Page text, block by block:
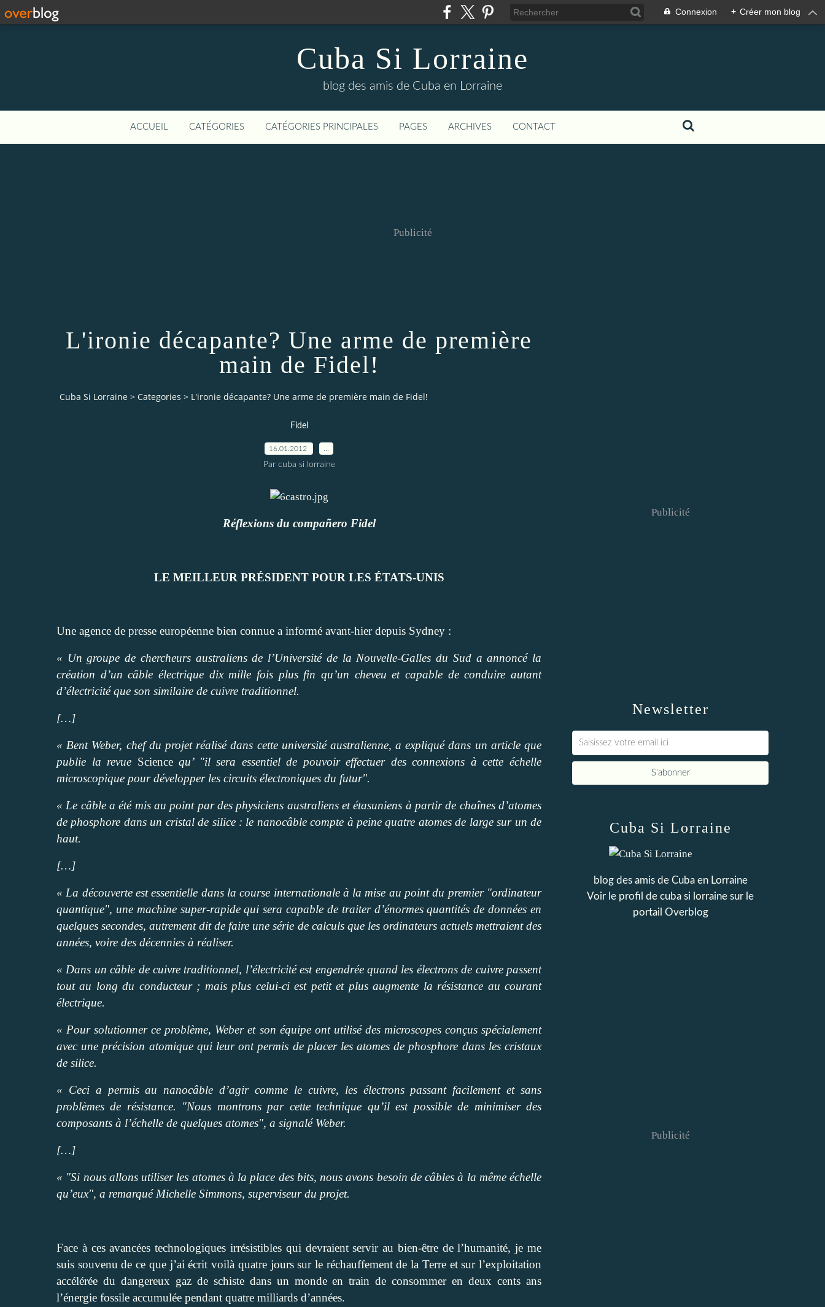
Connexion + Créer mon blog
Cuba Si Lorraine
blog des amis de Cuba en Lorraine
ACCUEIL CATÉGORIES CATÉGORIES PRINCIPALES PAGES ARCHIVES CONTACT
Publicité
L'ironie décapante? Une arme de première
Cuba Si Lorraine > Categories >
Fidel
16.01.2012
Par cuba si lorraine
Réflexions du compañero Fidel
LE MEILLEUR PRÉSIDENT POUR LES ÉTATS-UNIS
Une agence de presse européenne bien connue a informé avant-hier depuis Sydney :
« Un groupe de chercheurs australiens de l’Université de la Nouvelle-Galles du Sud a annoncé la
création d’un câble électrique dix mille fois plus fin qu’un cheveu et capable de conduire autant
d’électricité que son similaire de cuivre traditionnel.
[…]
« Bent Weber, chef du projet réalisé dans cette université australienne, a expliqué dans un article que
publie la revue Sciencequ’ "il sera essentiel de pouvoir effectuer des connexions à cette échelle
microscopique pour développer les circuits électroniques du futur".
« Le câble a été mis au point par des physiciens australiens et étasuniens à partir de chaînes d’atomes
de phosphore dans un cristal de silice : le nanocâble compte à peine quatre atomes de large sur un de
haut.
[…]
« La découverte est essentielle dans la course internationale à la mise au point du premier "ordinateur
quantique", une machine super-rapide qui sera capable de traiter d’énormes quantités de données en
quelques secondes, autrement dit de faire une série de calculs que les ordinateurs actuels mettraient des
années, voire des décennies à réaliser.
« Dans un câble de cuivre traditionnel, l’électricité est engendrée quand les électrons de cuivre passent
tout au long du conducteur ; mais plus celui-ci est petit et plus augmente la résistance au courant
électrique.
« Pour solutionner ce problème, Weber et son équipe ont utilisé des microscopes conçus spécialement
avec une précision atomique qui leur ont permis de placer les atomes de phosphore dans les cristaux
de silice.
« Ceci a permis au nanocâble d’agir comme le cuivre, les électrons passant facilement et sans
problèmes de résistance. "Nous montrons par cette technique qu’il est possible de minimiser des
composants à l’échelle de quelques atomes", a signalé Weber.
[…]
« "Si nous allons utiliser les atomes à la place des bits, nous avons besoin de câbles à la même échelle
qu’eux", a remarqué Michelle Simmons, superviseur du projet.
Face à ces avancées technologiques irrésistibles qui devraient servir au bien-être de l’humanité, je me
suis souvenu de ce que j’ai écrit voilà quatre jours sur le réchauffement de la Terre et sur l’exploitation
accélérée du dangereux gaz de schiste dans un monde en train de consommer en deux cents ans
l’énergie fossile accumulée pendant quatre milliards d’années.
Newsletter
Publicité
Cuba Si Lorraine
blog des amis de Cuba en Lorraine
Voir le profil de cuba si lorraine sur le
portail Overblog
Publicité